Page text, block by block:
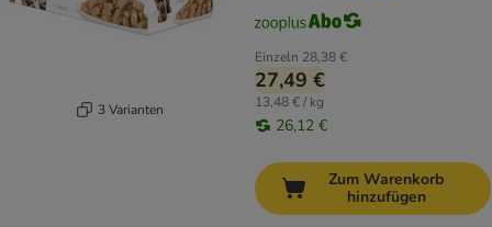
3 Varianten
Einzeln 28,38 €
27,49 €
13,48 € / kg
26,12 €
Zum Warenkorb
hinzufügen